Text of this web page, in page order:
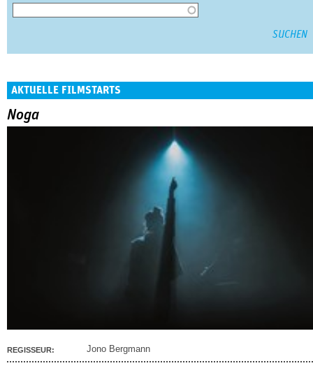
AKTUELLE FILMSTARTS
Noga
REGISSEUR: Jono Bergmann